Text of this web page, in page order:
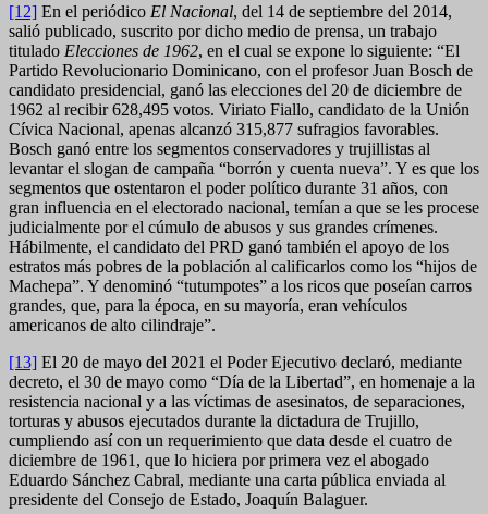
[12] En el periódico El Nacional, del 14 de septiembre del 2014,
salió publicado, suscrito por dicho medio de prensa, un trabajo
titulado Elecciones de 1962, en el cual se expone lo siguiente: “El
Partido Revolucionario Dominicano, con el profesor Juan Bosch de
candidato presidencial, ganó las elecciones del 20 de diciembre de
1962 al recibir 628,495 votos. Viriato Fiallo, candidato de la Unión
Cívica Nacional, apenas alcanzó 315,877 sufragios favorables.
Bosch ganó entre los segmentos conservadores y trujillistas al
levantar el slogan de campaña “borrón y cuenta nueva”. Y es que los
segmentos que ostentaron el poder político durante 31 años, con
gran influencia en el electorado nacional, temían a que se les procese
judicialmente por el cúmulo de abusos y sus grandes crímenes.
Hábilmente, el candidato del PRD ganó también el apoyo de los
estratos más pobres de la población al calificarlos como los “hijos de
Machepa”. Y denominó “tutumpotes” a los ricos que poseían carros
grandes, que, para la época, en su mayoría, eran vehículos
americanos de alto cilindraje”.
[13] El 20 de mayo del 2021 el Poder Ejecutivo declaró, mediante
decreto, el 30 de mayo como “Día de la Libertad”, en homenaje a la
resistencia nacional y a las víctimas de asesinatos, de separaciones,
torturas y abusos ejecutados durante la dictadura de Trujillo,
cumpliendo así con un requerimiento que data desde el cuatro de
diciembre de 1961, que lo hiciera por primera vez el abogado
Eduardo Sánchez Cabral, mediante una carta pública enviada al
presidente del Consejo de Estado, Joaquín Balaguer.